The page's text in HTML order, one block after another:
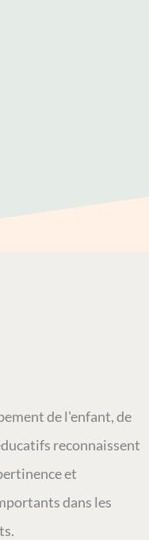
de l'enfant, de
reconnaissent
et
dans les